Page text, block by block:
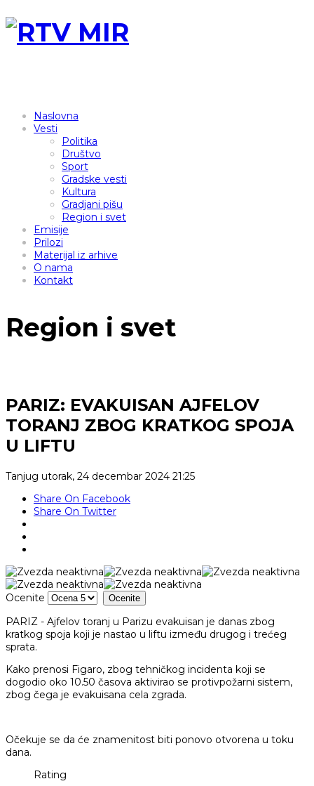
Naslovna
Vesti
Politika
Društvo
Sport
Gradske vesti
Kultura
Gradjani pišu
Region i svet
Emisije
Prilozi
Materijal iz arhive
O nama
Kontakt
Region i svet
PARIZ: EVAKUISAN AJFELOV
TORANJ ZBOG KRATKOG SPOJA
U LIFTU
Tanjug utorak, 24 decembar 2024 21:25
Share On Facebook
Share On Twitter
Ocenite
PARIZ - Ajfelov toranj u Parizu evakuisan je danas zbog
kratkog spoja koji je nastao u liftu između drugog i trećeg
sprata.
Kako prenosi Figaro, zbog tehničkog incidenta koji se
dogodio oko 10.50 časova aktivirao se protivpožarni sistem,
zbog čega je evakuisana cela zgrada.
Očekuje se da će znamenitost biti ponovo otvorena u toku
dana.
Rating